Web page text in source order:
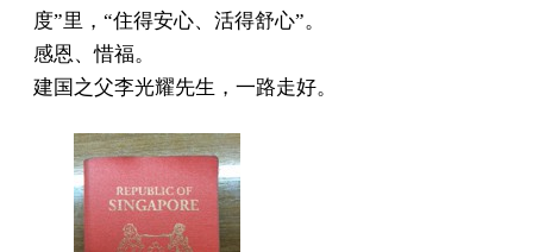
度”里，“住得安心、活得舒心”。
感恩、惜福。
建国之父李光耀先生，一路走好。